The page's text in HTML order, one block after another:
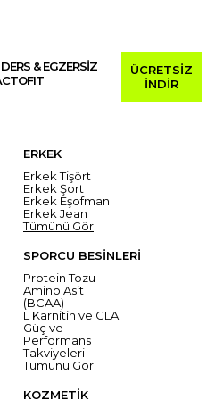
& EGZERSİZ
ÜCRETSİZ
İNDİR
ERKEK
Erkek Tişört
Erkek Şort
Erkek Eşofman
Erkek Jean
Tümünü Gör
SPORCU BESİNLERİ
Protein Tozu
Amino Asit
(BCAA)
L Karnitin ve CLA
Güç ve
Performans
Takviyeleri
Tümünü Gör
KOZMETİK